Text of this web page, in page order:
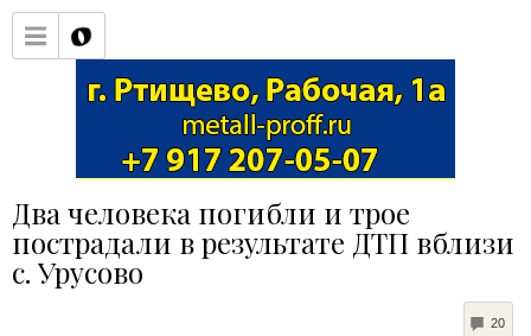
Два человека погибли и трое
пострадали в результате ДТП вблизи
с. Урусово
20